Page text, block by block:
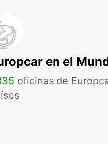
en el
oficinas de